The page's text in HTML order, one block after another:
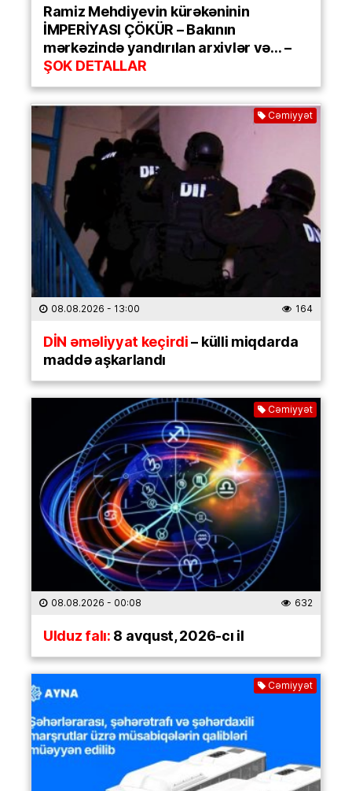
Ramiz Mehdiyevin kürəkəninin
İMPERİYASI ÇÖKÜR – Bakının
mərkəzində yandırılan arxivlər və… –
ŞOK DETALLAR
Cəmiyyət
08.08.2026 - 13:00 164
DİN əməliyyat keçirdi– külli miqdarda
maddə aşkarlandı
Cəmiyyət
08.08.2026 - 00:08 632
Ulduz falı:8 avqust, 2026-cı il
Cəmiyyət